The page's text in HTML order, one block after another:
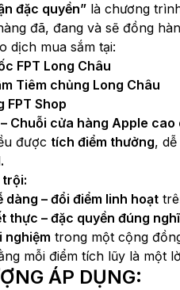
đặc quyền” là chương
đã, đang và sẽ đồng
dịch mua sắm tại:
FPT Long Châu
Tiêm chủng Long Châu
FPT Shop
– Chuỗi cửa hàng Apple cao
được tích điểm thưởng,
dàng – đổi điểm linh hoạt
thực – đặc quyền đúng
nghiệm trong một cộng
mỗi điểm tích lũy là một
ÁP DỤNG: